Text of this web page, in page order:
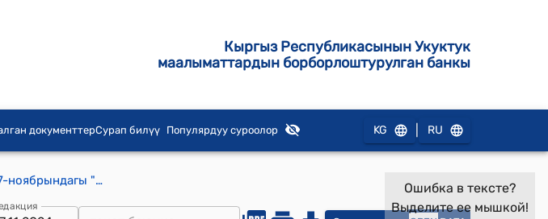
Кыргыз Республикасынын Укуктук
маалыматтардын борборлоштурулган банкы
документтерСурап билүү Популярдуу суроолор KG RU
Казыбек айыл аймагынын айылдык Кеңешинин 2024-жылдын 27-ноябрындагы "Казыбек айылдык кеңештин төрагасын шайлоонун жыйынтыгы жөнүндө" №1/1 токтому
Ошибка в тексте?
Выделите ее мышкой!